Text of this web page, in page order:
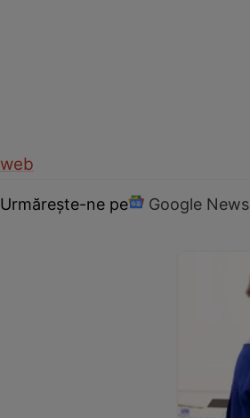
web
Urmărește-ne pe Google News